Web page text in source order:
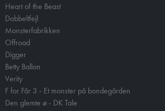
Heart of the Beast
Dobbeltfejl
Monsterfabrikken
Offroad
Digger
Betty Ballon
Verity
F for Får 3 - Et monster på bondegården
Den glemte ø - DK Tale